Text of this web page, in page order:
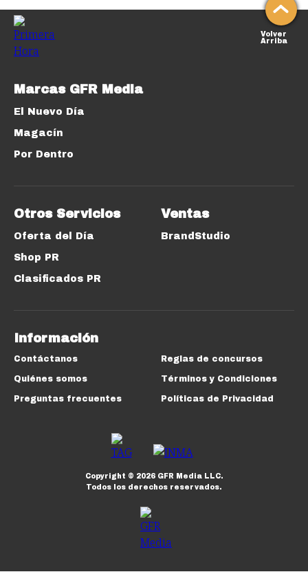
Volver
Arriba
Marcas GFR Media
El Nuevo Día
Magacín
Por Dentro
Otros Servicios
Oferta del Día
Shop PR
Clasificados PR
Ventas
BrandStudio
Información
Contáctanos
Quiénes somos
Preguntas frecuentes
Reglas de concursos
Términos y Condiciones
Políticas de Privacidad
Copyright © 2026GFR Media LLC.
Todos los derechos reservados.